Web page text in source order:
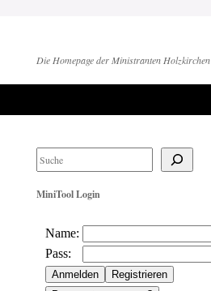
Die Homepage der Ministranten Holzkirchen
MiniTool Login